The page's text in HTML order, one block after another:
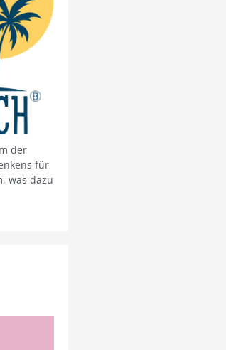
der
für
was dazu